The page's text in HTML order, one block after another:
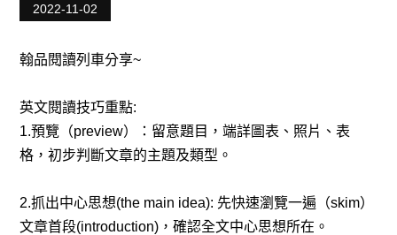
2022-11-02
翰品閱讀列車分享~
英文閱讀技巧重點:
1.預覽（preview）：留意題目，端詳圖表、照片、表
格，初步判斷文章的主題及類型。
2.抓出中心思想(the main idea): 先快速瀏覽一遍（skim）
文章首段(introduction)，確認全文中心思想所在。